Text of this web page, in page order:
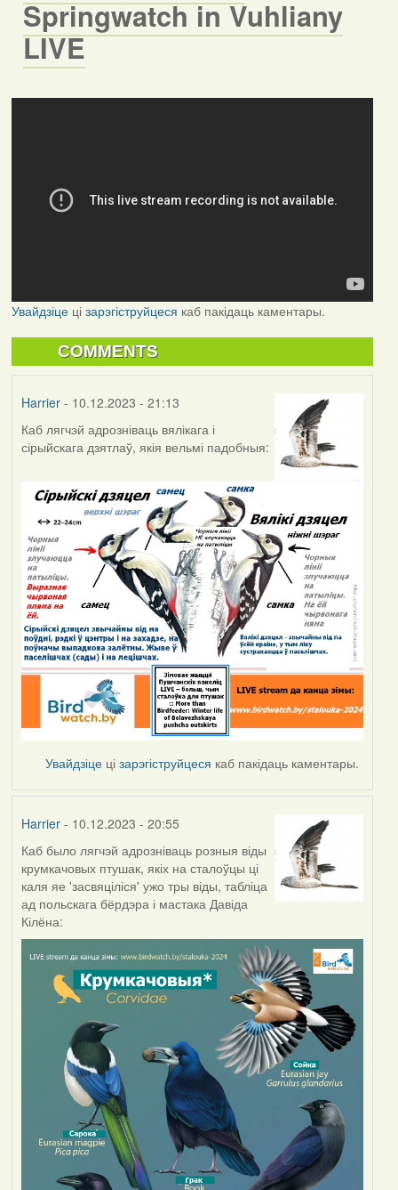
Springwatch in Vuhliany
LIVE
Увайдзіцеці зарэгіструйцеся каб пакідаць каментары.
COMMENTS
Harrier- 10.12.2023 - 21:13
Каб лягчэй адрозніваць вялікага і
сірыйскага дзятлаў, якія вельмі падобныя:
Увайдзіце цізарэгіструйцеся каб пакідаць каментары.
Harrier- 10.12.2023 - 20:55
Каб было лягчэй адрозніваць розныя віды
крумкачовых птушак, якіх на сталоўцы ці
каля яе 'засвяціліся' ужо тры віды, табліца
ад польскага бёрдэра і мастака Давіда
Кілёна: